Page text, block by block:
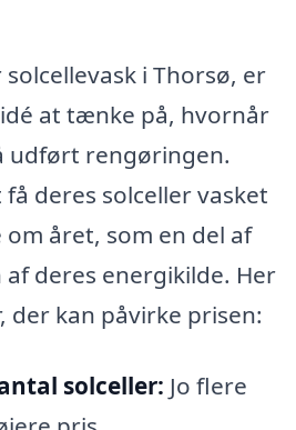
i Thorsø, er
at tænke på, hvornår
udført rengøringen.
deres solceller vasket
året, som en del af
deres energikilde. Her
der kan påvirke prisen:
solceller: Jo flere